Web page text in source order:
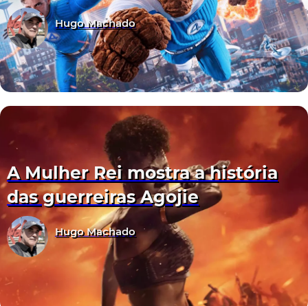
Hugo Machado
A Mulher Rei mostra a história
das guerreiras Agojie
Hugo Machado